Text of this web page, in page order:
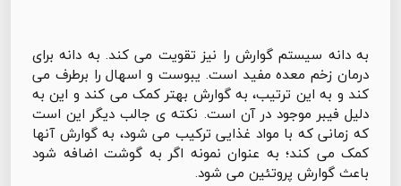
به دانه سیستم گوارش را نیز تقویت می کند. به دانه برای
درمان زخم معده مفید است. یبوست و اسهال را برطرف می
کند و به این ترتیب، به گوارش بهتر کمک می کند و این به
دلیل فیبر موجود در آن است. نکته ی جالب دیگر این است
که زمانی که با مواد غذایی ترکیب می شود، به گوارش آنها
کمک می کند؛ به عنوان نمونه اگر به گوشت اضافه شود
باعث گوارش پروتئین می شود.